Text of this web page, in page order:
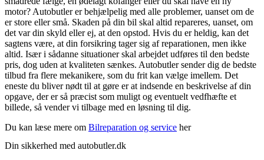
motor? Autobutler er behjælpelig med alle problemer, uanset om de
er store eller små. Skaden på din bil skal altid repareres, uanset, om
det var din skyld eller ej, at den opstod. Hvis du er heldig, kan det
sagtens være, at din forsikring tager sig af reparationen, men ikke
altid. Især i sådanne situationer skal arbejdet udføres til den bedste
pris, dog uden at kvaliteten sænkes. Autobutler sender dig de bedste
tilbud fra flere mekanikere, som du frit kan vælge imellem. Det
eneste du bliver nødt til at gøre er at indsende en beskrivelse af din
opgave, der er så præcist som muligt og eventuelt vedfhæfte et
billede, så vender vi tilbage med en løsning til dig.
Du kan læse mere om Bilreparation og service her
Din sikkerhed med autobutler.dk